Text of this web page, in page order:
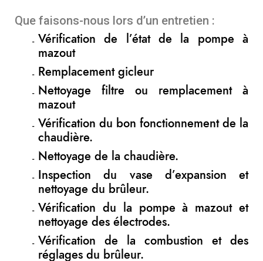
Que faisons-nous lors d’un entretien :
Vérification de l’état de la pompe à
mazout
Remplacement gicleur
Nettoyage filtre ou remplacement à
mazout
Vérification du bon fonctionnement de la
chaudière.
Nettoyage de la chaudière.
Inspection du vase d’expansion et
nettoyage du brûleur.
Vérification du la pompe à mazout et
nettoyage des électrodes.
Vérification de la combustion et des
réglages du brûleur.